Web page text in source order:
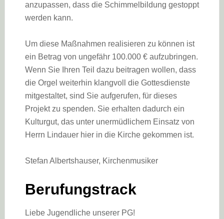
anzupassen, dass die Schimmelbildung gestoppt
werden kann.
Um diese Maßnahmen realisieren zu können ist
ein Betrag von ungefähr 100.000 € aufzubringen.
Wenn Sie Ihren Teil dazu beitragen wollen, dass
die Orgel weiterhin klangvoll die Gottesdienste
mitgestaltet, sind Sie aufgerufen, für dieses
Projekt zu spenden. Sie erhalten dadurch ein
Kulturgut, das unter unermüdlichem Einsatz von
Herrn Lindauer hier in die Kirche gekommen ist.
Stefan Albertshauser, Kirchenmusiker
Berufungstrack
Liebe Jugendliche unserer PG!